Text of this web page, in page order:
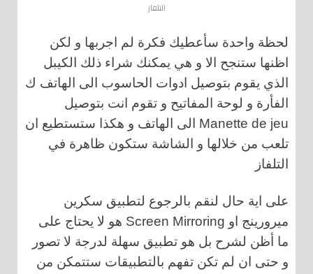
التلفاز
لحظة واحدة سأعطيك فكرة لم اجربها و لكن
اظنها ستنجح الا و هي يمكنك شراء ذلك الكيبل
الذي يقوم بتوصيل ادوات الحاسوب الى الهاتف ك
الفأرة و لوحة المفاتيح و تقوم انت بتوصيل
Manette de jeu الى الهاتف و هكذا ستستطيع ان
تلعب من خلالها و الشاشة ستكون ظاهرة في
التلفاز
على اية حال لنقم بالرجوع لتطبيق سكرين
ميرورينج او Screen Mirroring هو لا يحتاج على
ما أظن لشرح بل هو تطبيق سهلة لدرجة لا تصور
و حتى ان لم تكن تفهم بالتطبيقات ستتمكن من